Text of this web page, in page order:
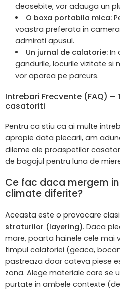
deosebite, vor adauga un
O boxa portabila mica:
voastra preferata in
admirati apusul.
Un jurnal de calatorie:In
gandurile, locurile vizitate si
vor aparea pe parcurs.
Intrebari Frecvente (FAQ)
casatoriti
Pentru ca stiu ca ai multe
apropie data plecarii, am
dileme ale proaspetilor
de bagajul pentru luna de
Ce fac daca mergem
climate diferite?
Aceasta este o provocare
straturilor (layering). Daca
mare, poarta hainele cele mai
timpul calatoriei (geaca,
pastreaza doar cateva piese
zona. Alege materiale care se
purtate in ambele contexte